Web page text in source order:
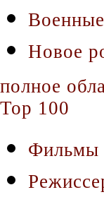
Новое
полное
Top 100
Фильмы